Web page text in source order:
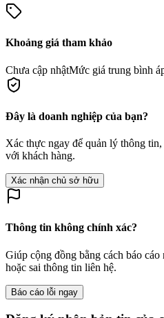
Khoảng giá tham khảo
Chưa cập nhậtMức giá trung bình
Đây là doanh nghiệp của bạn?
Xác thực ngay để quản lý thông
với khách hàng.
Xác nhận chủ sở hữu
Thông tin không chính xác?
Giúp cộng đồng bằng cách báo
hoặc sai thông tin liên hệ.
Báo cáo lỗi ngay